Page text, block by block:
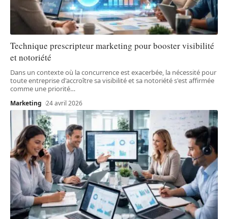
Technique prescripteur marketing pour booster visibilité
et notoriété
Dans un contexte où la concurrence est exacerbée, la nécessité pour
toute entreprise d'accroître sa visibilité et sa notoriété s'est affirmée
comme une priorité…
Marketing 24 avril 2026